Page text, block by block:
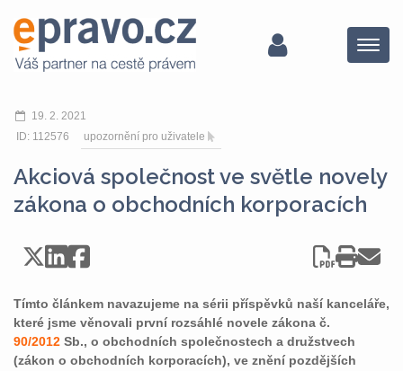
Menu
19. 2. 2021
ID: 112576
upozornění pro uživatele
Akciová společnost ve světle novely
zákona o obchodních korporacích
Tímto článkem navazujeme na sérii příspěvků naší kanceláře,
které jsme věnovali první rozsáhlé novele zákona č.
90/2012 Sb., o obchodních společnostech a družstvech
(zákon o obchodních korporacích), ve znění pozdějších